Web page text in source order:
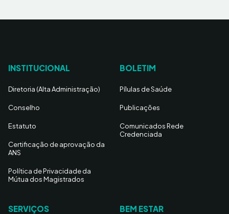
INSTITUCIONAL
Diretoria (Alta Administração)
Conselho
Estatuto
Certificação de aprovação da
ANS
Política de Privacidade da
Mútua dos Magistrados
BOLETIM
Pílulas de Saúde
Publicações
Comunicados Rede
Credenciada
SERVIÇOS BEM ESTAR